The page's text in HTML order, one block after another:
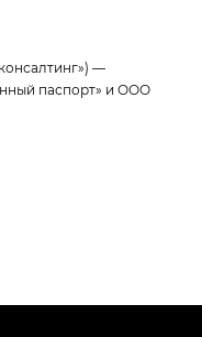
—
паспорт» и ООО